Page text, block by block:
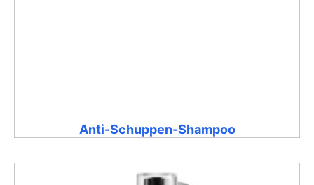
Anti-Schuppen-Shampoo